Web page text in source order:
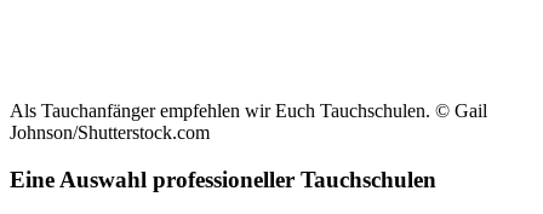
Als Tauchanfänger empfehlen wir Euch Tauchschulen. © Gail
Johnson/Shutterstock.com
Eine Auswahl professioneller Tauchschulen